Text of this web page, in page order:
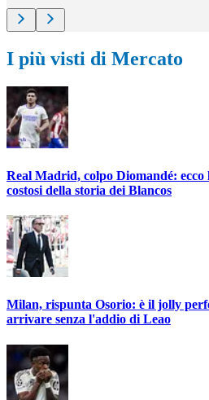
I più visti di Mercato
Real Madrid, colpo Diomandé: ecco
costosi della storia dei Blancos
Milan, rispunta Osorio: è il jolly
arrivare senza l'addio di Leao